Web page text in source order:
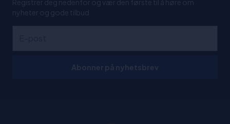
Registrer deg nedenfor og vær den første til å høre om
nyheter og gode tilbud